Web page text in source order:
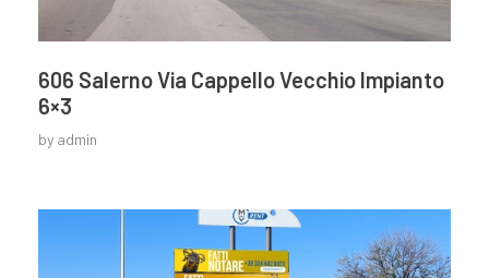
606 Salerno Via Cappello Vecchio Impianto
6×3
by admin